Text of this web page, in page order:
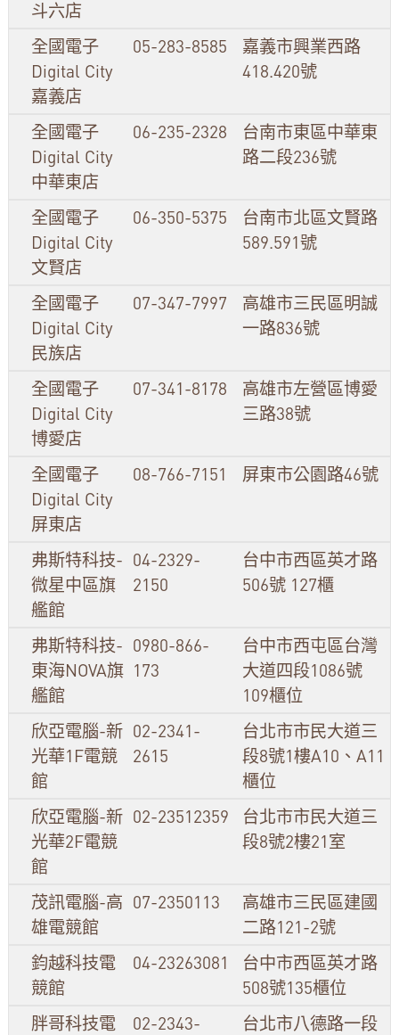
斗六店
全國電子
Digital City
嘉義店
05-283-8585
嘉義市興業西路
418.420號
全國電子
Digital City
中華東店
06-235-2328
台南市東區中華東
路二段236號
全國電子
Digital City
文賢店
06-350-5375
台南市北區文賢路
589.591號
全國電子
Digital City
民族店
07-347-7997
高雄市三民區明誠
一路836號
全國電子
Digital City
博愛店
07-341-8178
高雄市左營區博愛
三路38號
全國電子
Digital City
屏東店
08-766-7151 屏東市公園路46號
弗斯特科技-
微星中區旗
艦館
04-2329-
2150
台中市西區英才路
506號 127櫃
弗斯特科技-
東海NOVA旗
艦館
0980-866-
173
台中市西屯區台灣
大道四段1086號
109櫃位
欣亞電腦-新
光華1F電競
館
02-2341-
2615
台北市市民大道三
段8號1樓A10、A11
櫃位
欣亞電腦-新
光華2F電競
館
02-23512359
台北市市民大道三
段8號2樓21室
茂訊電腦-高
雄電競館
07-2350113
高雄市三民區建國
二路121-2號
鈞越科技電
競館
04-23263081
台中市西區英才路
508號135櫃位
胖哥科技電
02-2343-
台北市八德路一段